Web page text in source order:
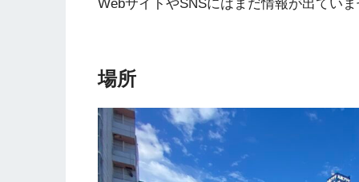
WebサイトやSNSにはまだ情報が出てい
場所